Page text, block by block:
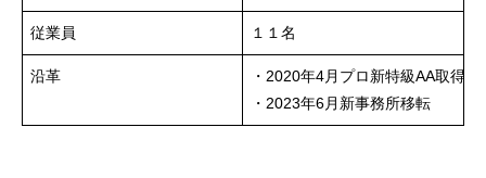
従業員 １１名
沿革
・2020年4月プロ新特級AA取得
・2023年6月新事務所移転